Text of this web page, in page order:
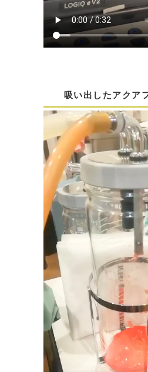
吸い出したアクア